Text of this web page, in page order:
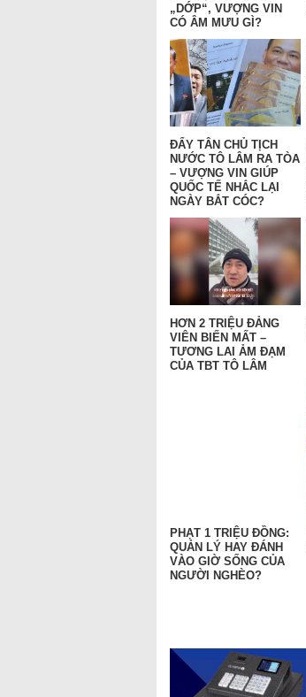
„DỚP“, VƯỢNG VIN
CÓ ÂM MƯU GÌ?
ĐẨY TÂN CHỦ TỊCH
NƯỚC TÔ LÂM RA TÒA
– VƯỢNG VIN GIÚP
QUỐC TẾ NHẮC LẠI
NGÀY BẮT CÓC?
HƠN 2 TRIỆU ĐẢNG
VIÊN BIẾN MẤT –
TƯƠNG LAI ẢM ĐẠM
CỦA TBT TÔ LÂM
PHẠT 1 TRIỆU ĐỒNG:
QUẢN LÝ HAY ĐÁNH
VÀO GIỜ SỐNG CỦA
NGƯỜI NGHÈO?